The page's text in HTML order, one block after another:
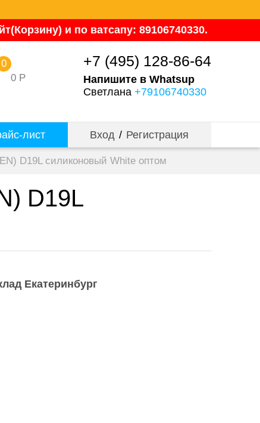
и по ватсапу: 89106740330.
0 Р
0 +7 (495) 128-86-64
Напишите в Whatsup
Светлана +79106740330
лист Вход / Регистрация
D19L силиконовый White оптом
D19L
Екатеринбург